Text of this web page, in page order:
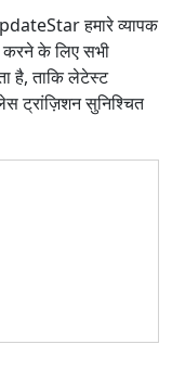
हमारे व्यापक
के लिए सभी
है, ताकि लेटेस्ट
ट्रांज़िशन सुनिश्चित